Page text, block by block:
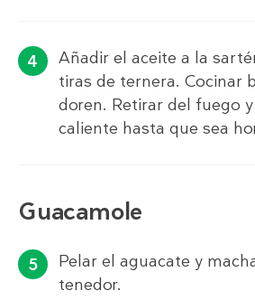
Añadir el aceite a la
tiras de ternera. Cocinar
doren. Retirar del fuego
caliente hasta que sea
Guacamole
Pelar el aguacate y
tenedor.